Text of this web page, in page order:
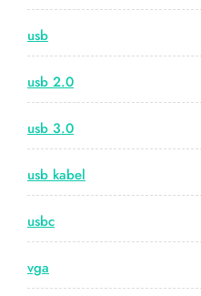
usb
usb 2.0
usb 3.0
usb kabel
usbc
vga